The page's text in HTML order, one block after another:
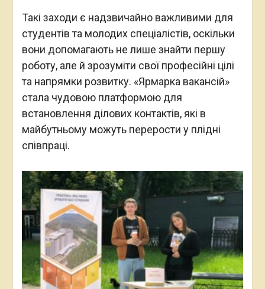
Такі заходи є надзвичайно важливими для
студентів та молодих спеціалістів, оскільки
вони допомагають не лише знайти першу
роботу, але й зрозуміти свої професійні цілі
та напрямки розвитку. «Ярмарка вакансій»
стала чудовою платформою для
встановлення ділових контактів, які в
майбутньому можуть перерости у плідні
співпраці.